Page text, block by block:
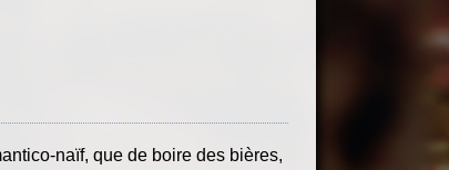
naïf, que de boire des bières,